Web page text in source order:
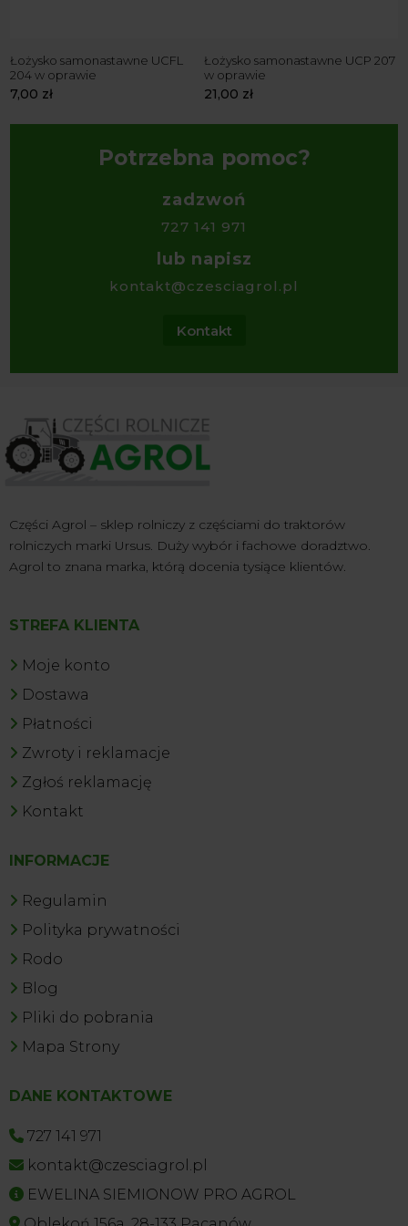
Łożysko samonastawne UCFL
204 w oprawie
7,00 zł
Łożysko samonastawne UCP 207
w oprawie
21,00 zł
Potrzebna pomoc?
zadzwoń
727 141 971
lub napisz
kontakt@czesciagrol.pl
Kontakt
Części Agrol – sklep rolniczy z częściami do traktorów
rolniczych marki Ursus. Duży wybór i fachowe doradztwo.
Agrol to znana marka, którą docenia tysiące klientów.
STREFA KLIENTA
Moje konto
Dostawa
Płatności
Zwroty i reklamacje
Zgłoś reklamację
Kontakt
INFORMACJE
Regulamin
Polityka prywatności
Rodo
Blog
Pliki do pobrania
Mapa Strony
DANE KONTAKTOWE
727 141 971
kontakt@czesciagrol.pl
EWELINA SIEMIONOW PRO AGROL